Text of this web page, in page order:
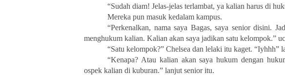
“Sudah diam! Jelas-jelas terlambat, ya kalian harus di
Mereka pun masuk kedalam kampus.
“Perkenalkan, nama saya Bagas, saya senior disini.
menghukum kalian. Kalian akan saya jadikan satu kelompok.”
“Satu kelompok?” Chelsea dan lelaki itu kaget. “Iyhhh”
“Kenapa? Atau kalian akan saya hukum dengan
ospek kalian di kuburan.” lanjut senior itu.